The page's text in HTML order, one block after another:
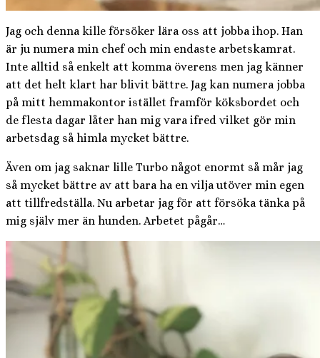
Jag och denna kille försöker lära oss att jobba ihop. Han
är ju numera min chef och min endaste arbetskamrat.
Inte alltid så enkelt att komma överens men jag känner
att det helt klart har blivit bättre. Jag kan numera jobba
på mitt hemmakontor istället framför köksbordet och
de flesta dagar låter han mig vara ifred vilket gör min
arbetsdag så himla mycket bättre.
Även om jag saknar lille Turbo något enormt så mår jag
så mycket bättre av att bara ha en vilja utöver min egen
att tillfredställa. Nu arbetar jag för att försöka tänka på
mig själv mer än hunden. Arbetet pågår…